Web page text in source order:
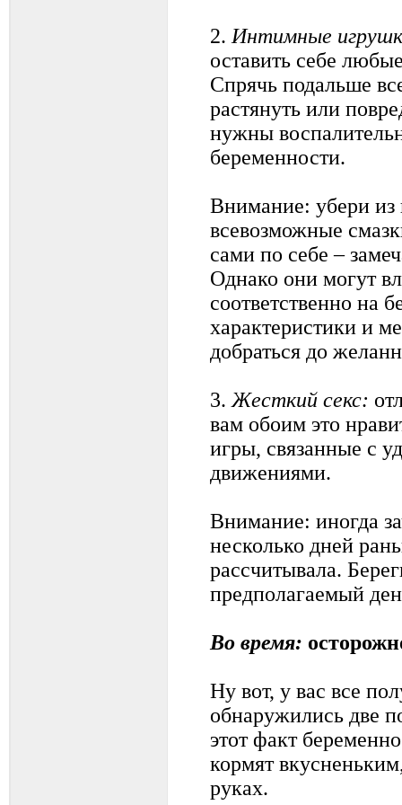
2. Интимные
оставить себе
Спрячь подальше
растянуть или
нужны
беременности.
Внимание: убери из
всевозможные
сами по себе –
Однако они могут
соответственно на
характеристики и
добраться до
3. Жесткий секс:
вам обоим это
игры, связанные с
движениями.
Внимание: иногда
несколько дней
рассчитывала.
предполагаемый
Во время:
Ну вот, у вас все
обнаружились две
этот факт
кормят
руках.